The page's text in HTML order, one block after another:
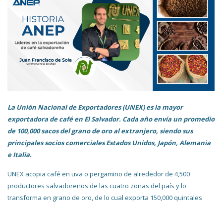
La Unión Nacional de Exportadores (UNEX) es la mayor
exportadora de café en El Salvador. Cada año envía un promedio
de 100,000 sacos del grano de oro al extranjero, siendo sus
principales socios comerciales Estados Unidos, Japón, Alemania
e Italia.
UNEX acopia café en uva o pergamino de alrededor de 4,500
productores salvadoreños de las cuatro zonas del país y lo
transforma en grano de oro, de lo cual exporta 150,000 quintales